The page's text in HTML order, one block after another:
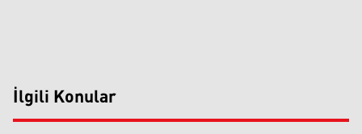
İlgili Konular